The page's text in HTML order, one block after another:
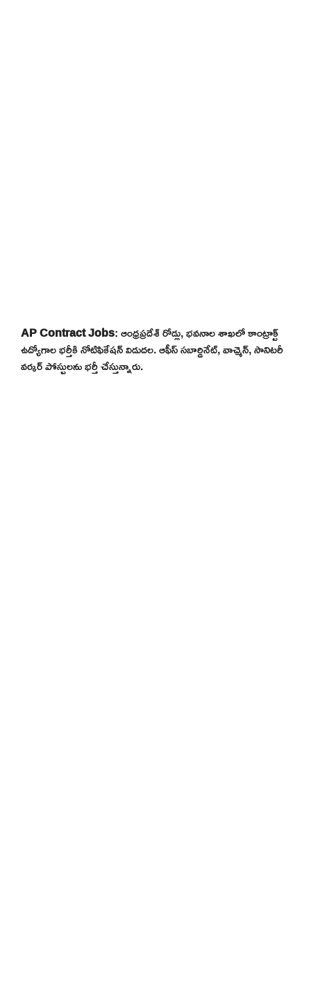
AP Contract Jobs: ఆంధ్రప్రదేశ్ రోడ్లు, భవనాల శాఖలో కాంట్రాక్ట్
ఉద్యోగాల భర్తీకి నోటిఫికేషన్ విడుదల. ఆఫీస్ సబార్డినేట్, వాచ్మెన్, సానిటరీ
వర్కర్ పోస్టులను భర్తీ చేస్తున్నారు.